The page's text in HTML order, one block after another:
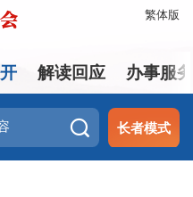
繁体版
解读回应 办事服
长者模式